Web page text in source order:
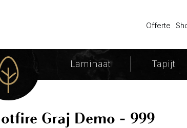
Offerte
Laminaat Tapijt
Graj Demo - 999